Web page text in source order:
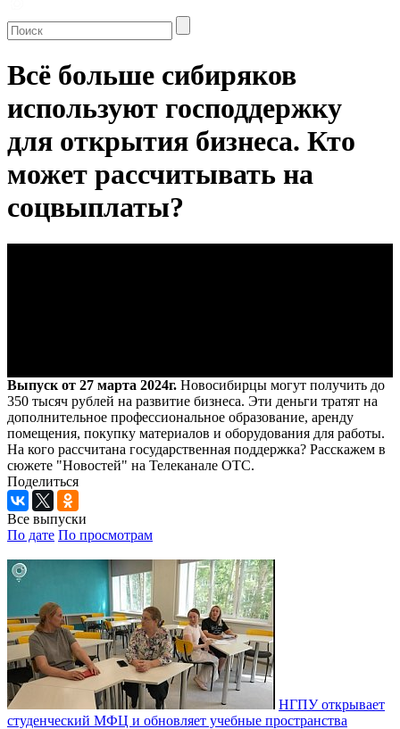
Всё больше сибиряков
используют господдержку
для открытия бизнеса. Кто
может рассчитывать на
соцвыплаты?
Выпуск от 27 марта 2024г. Новосибирцы могут получить до
350 тысяч рублей на развитие бизнеса. Эти деньги тратят на
дополнительное профессиональное образование, аренду
помещения, покупку материалов и оборудования для работы.
На кого рассчитана государственная поддержка? Расскажем в
сюжете "Новостей" на Телеканале ОТС.
Поделиться
Все выпуски
По дате По просмотрам
НГПУ открывает
студенческий МФЦ и обновляет учебные пространства